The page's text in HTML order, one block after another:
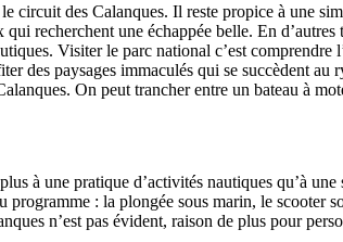
circuit des Calanques. Il reste propice à une
recherchent une échappée belle. En
Visiter le parc national c’est
des paysages immaculés qui se succèdent
On peut trancher entre un bateau à
à une pratique d’activités nautiques qu’à
: la plongée sous marin, le scooter
n’est pas évident, raison de plus pour